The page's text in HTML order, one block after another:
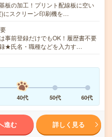
板の加工！プリント配線板に空い
にスクリーン印刷機を…
事前登録だけでもOK！履歴書不要
★氏名・職種などを入力す…
40代 50代 60代
進む 詳しく見る